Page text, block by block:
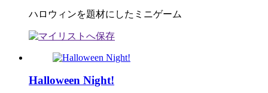
ハロウィンを題材にしたミニゲーム
Halloween Night!